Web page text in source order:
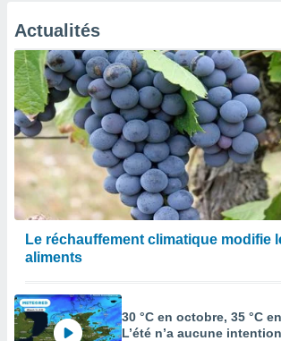
Actualités
Le réchauffement climatique modifie
aliments
30 °C en octobre, 35 °C
L’été n’a aucune